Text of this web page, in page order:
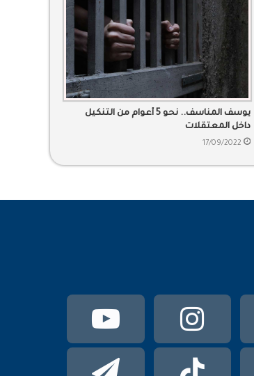
يوسف المناسف.. نحو 5 أعوام من التنكيل
داخل المعتقلات
17/09/2022
يوتيوبانستقرام سناب
تشات